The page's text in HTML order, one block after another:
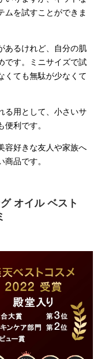
ムを試すことができま
あるけれど、自分の肌
です。ミニサイズで試
くても無駄が少なくて
る用として、小さいサ
利です。
容好きな友人や家族へ
品です。
オイル ベスト